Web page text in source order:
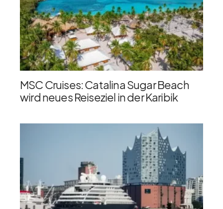
MSC Cruises: Catalina Sugar Beach
wird neues Reiseziel in der Karibik